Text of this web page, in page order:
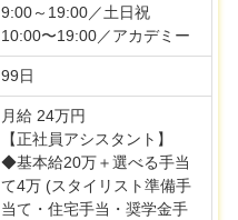
9:00～19:00／土日祝
10:00〜19:00／アカデミー
99日
月給 24万円
【正社員アシスタント】
◆基本給20万＋選べる手当
て4万 (スタイリスト準備手
当て・住宅手当・奨学金手